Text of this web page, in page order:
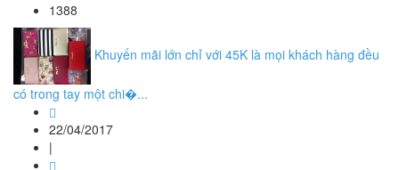
1388
Khuyến mãi lớn chỉ với 45K là mọi khách hàng đều
có trong tay một chi�...
22/04/2017
|